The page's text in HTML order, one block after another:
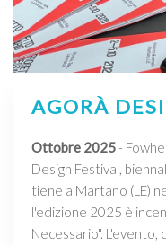
AGORÀ
Ottobre 2025-
Design Festival,
tiene a Martano (LE)
l'edizione 2025 è
Necessario". L'evento,